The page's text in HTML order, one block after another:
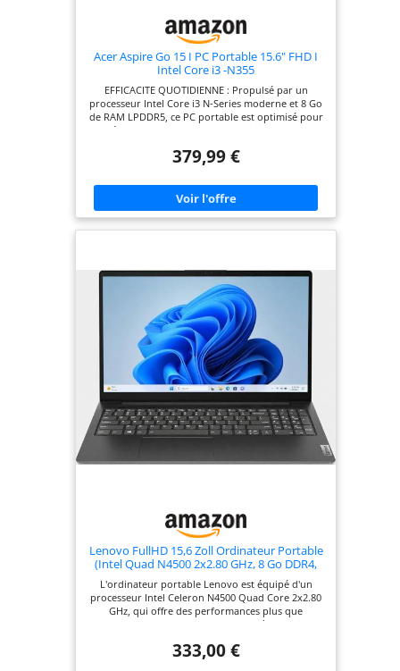
Acer Aspire Go 15 I PC Portable 15.6" FHD I
Intel Core i3 -N355
EFFICACITE QUOTIDIENNE : Propulsé par un
processeur Intel Core i3 N-Series moderne et 8 Go
de RAM LPDDR5, ce PC portable est optimisé pour
un démarrage rapide, une navigation fluide sur le
bureautique et d'étude. ECRAN 15.6" FULL HD
nette sur l'écran Full HD (1920x1080) de 15,6
pouces. La technologie Anti-reflet réduit la fatigue
oculaire, idéal pour les longues sessions de travail
ou le visionnage de contenu. DEMARRAGE
en quelques secondes, améliorant
considérablement votre productivité. DESIGN
PENSE POUR LE NOMADISME : Léger et fin, cet
Aspire Go 15 est facile à transporter. Il intègre un
Pavé Numérique très utile sur le clavier et une
large connectivité pour tous vos périphériques
(USB 3.2, HDMI). UN ENVIRONNEMENT SOUS
WINDOWS 11: Livré avec Windows 11 Home,
bénéficiez d'une interface intuitive, de
fonctionnalités de sécurité avancées et d'une
intégration fluide avec tous les services Microsoft.
379,99 €
Lenovo FullHD 15,6 Zoll Ordinateur Portable
(Intel Quad N4500 2x2.80 GHz, 8 Go DDR4,
256 Go SSD, Intel UHD, HDMI, BT, USB 3.0,
Webcam, WLAN, Windows 11, Clavier
AZERTY [français]) #8510
L'ordinateur portable Lenovo est équipé d'un
processeur Intel Celeron N4500 Quad Core 2x2.80
GHz, qui offre des performances plus que
suffisantes pour le bureau, le travail à domicile et
d'espace qu'il n'en faut pour vos données et vos
333,00 €